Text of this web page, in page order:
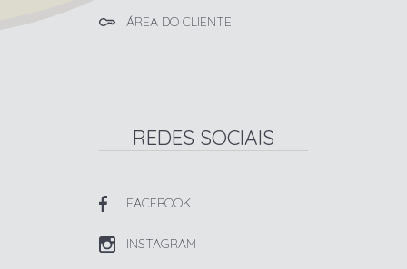
ÁREA DO CLIENTE
REDES SOCIAIS
FACEBOOK
INSTAGRAM